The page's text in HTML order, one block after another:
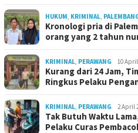
HUKUM KRIMINAL
Kronologi pria di
orang yang 2 tahun
KRIMINAL PERAWANG 10
Kurang dari 24 Jam,
Ringkus Pelaku
KRIMINAL PERAWANG 2 April
Tak Butuh Waktu
Pelaku Curas